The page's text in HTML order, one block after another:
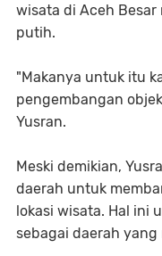
wisata di Aceh
putih.
"Makanya untuk itu
pengembangan
Yusran.
Meski demikian,
daerah untuk
lokasi wisata. Hal ini
sebagai daerah yang